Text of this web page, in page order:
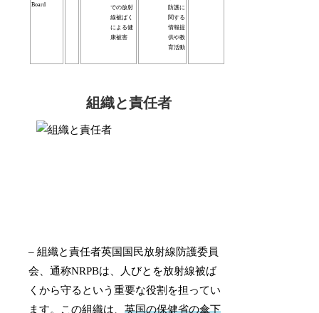
Board
での放射
線被ばく
による健
康被害
防護に
関する
情報提
供や教
育活動
組織と責任者
– 組織と責任者英国国民放射線防護委員
会、通称NRPBは、人びとを放射線被ば
くから守るという重要な役割を担ってい
ます。この組織は、英国の保健省の傘下